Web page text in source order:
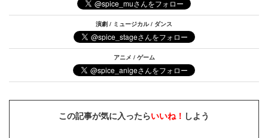
演劇 / ミュージカル / ダンス
アニメ / ゲーム
この記事が気に入ったらいいね！ しよう